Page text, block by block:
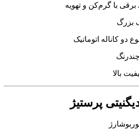
با گرم‌کن و تهویه
بزرگ
دو کاناله اتوماتیک
بالا
پرستیژ